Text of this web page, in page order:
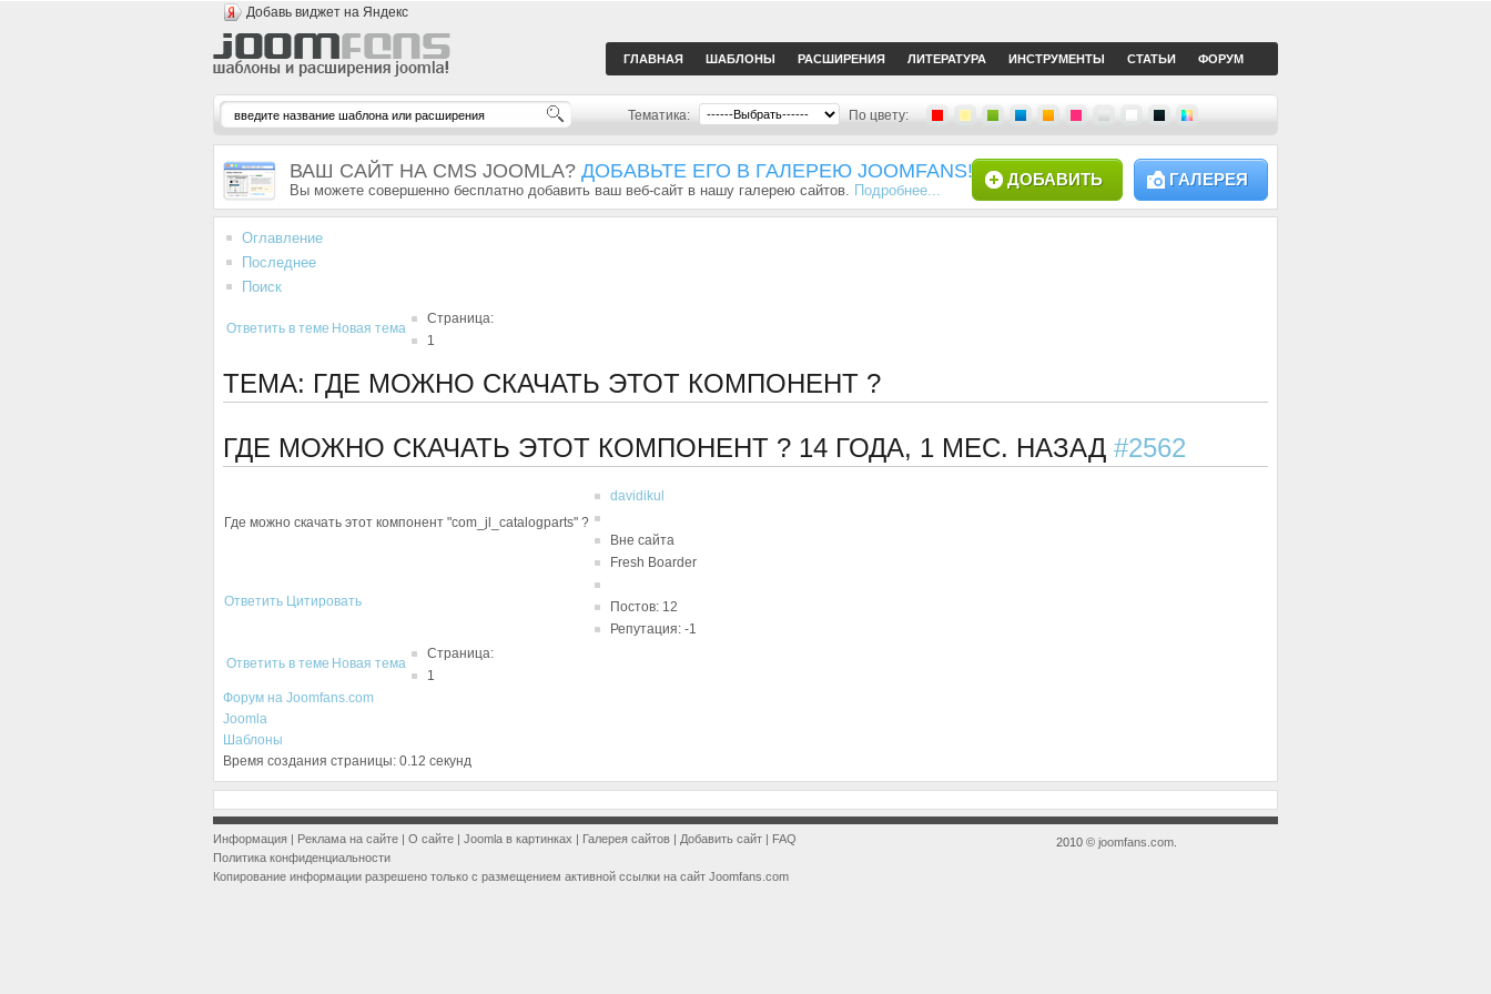
Добавь виджет на Яндекс
ГЛАВНАЯ ШАБЛОНЫ РАСШИРЕНИЯ ЛИТЕРАТУРА ИНСТРУМЕНТЫ СТАТЬИ ФОРУМ
Тематика: По цвету:
ВАШ САЙТ НА CMS JOOMLA? ДОБАВЬТЕ ЕГО В ГАЛЕРЕЮ JOOMFANS!
Вы можете совершенно бесплатно добавить ваш веб-сайт в нашу галерею сайтов. Подробнее...
ГАЛЕРЕЯ
ДОБАВИТЬ
Оглавление
Последнее
Поиск
Ответить в теме Новая тема
Страница:
1
ТЕМА: ГДЕ МОЖНО СКАЧАТЬ ЭТОТ КОМПОНЕНТ ?
ГДЕ МОЖНО СКАЧАТЬ ЭТОТ КОМПОНЕНТ ? 14 ГОДА, 1 МЕС. НАЗАД #2562
Где можно скачать этот компонент "com_jl_catalogparts" ?
davidikul
Вне сайта
Fresh Boarder
Постов: 12
Репутация: -1
Ответить Цитировать
Ответить в теме Новая тема
Страница:
1
Форум на Joomfans.com
Joomla
Шаблоны
Время создания страницы: 0.12 секунд
Информация | Реклама на сайте | О сайте | Joomla в картинках | Галерея сайтов | Добавить сайт | FAQ
Политика конфиденциальности
Копирование информации разрешено только с размещением активной ссылки на сайт Joomfans.com
2010 © joomfans.com